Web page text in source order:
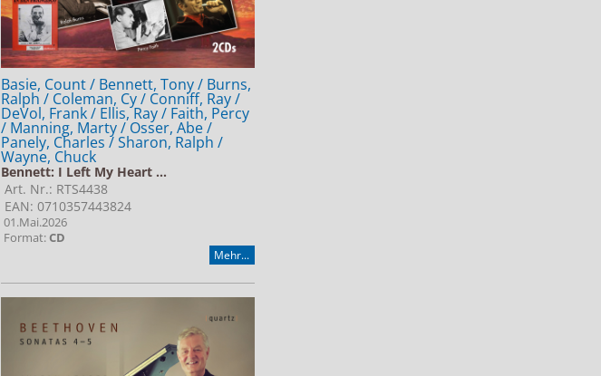
Basie, Count / Bennett, Tony / Burns,
Ralph / Coleman, Cy / Conniff, Ray /
DeVol, Frank / Ellis, Ray / Faith, Percy
/ Manning, Marty / Osser, Abe /
Panely, Charles / Sharon, Ralph /
Wayne, Chuck
Bennett: I Left My Heart ...
Art. Nr.: RTS4438
EAN: 0710357443824
01.Mai.2026
Format:CD
Mehr...